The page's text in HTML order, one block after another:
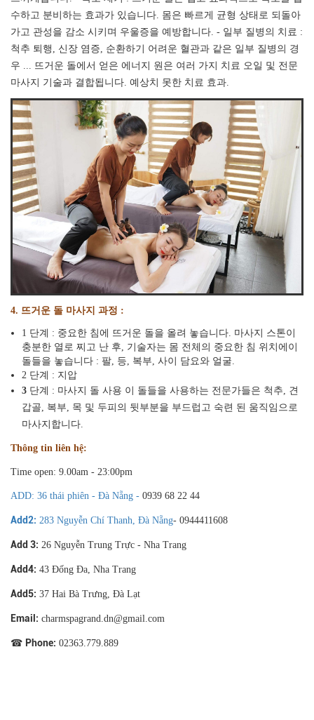
수하고 분비하는 효과가 있습니다. 몸은 빠르게 균형 상태로 되돌아
가고 관성을 감소 시키며 우울증을 예방합니다. - 일부 질병의 치료 :
척추 퇴행, 신장 염증, 순환하기 어려운 혈관과 같은 일부 질병의 경
우 ... 뜨거운 돌에서 얻은 에너지 원은 여러 가지 치료 오일 및 전문
마사지 기술과 결합됩니다. 예상치 못한 치료 효과.
4. 뜨거운 돌 마사지 과정 :
1 단계 : 중요한 침에 뜨거운 돌을 올려 놓습니다. 마사지 스톤이
충분한 열로 찌고 난 후, 기술자는 몸 전체의 중요한 침 위치에이
돌들을 놓습니다 : 팔, 등, 복부, 사이 담요와 얼굴.
2 단계 : 지압
3 단계 : 마사지 돌 사용 이 돌들을 사용하는 전문가들은 척추, 견
갑골, 복부, 목 및 두피의 뒷부분을 부드럽고 숙련 된 움직임으로
마사지합니다.
Thông tin liên hệ:
Time open: 9.00am - 23:00pm
ADD: 36 thái phiên - Đà Nẵng - 0939 68 22 44
Add2: 283 Nguyễn Chí Thanh, Đà Nẵng- 0944411608
Add 3: 26 Nguyễn Trung Trực - Nha Trang
Add4: 43 Đống Đa, Nha Trang
Add5: 37 Hai Bà Trưng, Đà Lạt
Email: charmspagrand.dn@gmail.com
☎ Phone: 02363.779.889